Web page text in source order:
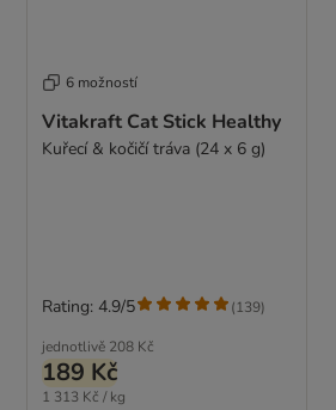
6 možností
Vitakraft Cat Stick Healthy
Kuřecí & kočičí tráva (24 x 6 g)
jednotlivě 208 Kč
189 Kč
1 313 Kč / kg
Rating: 4.9/5 (139)